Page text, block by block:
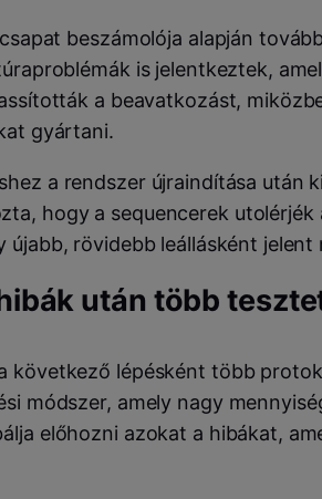
beszámolója alapján
is jelentkeztek,
a beavatkozást,
gyártani.
a rendszer újraindítása után
hogy a sequencerek
újabb, rövidebb leállásként jelent
után több
következő lépésként több
módszer, amely nagy
előhozni azokat a hibákat,